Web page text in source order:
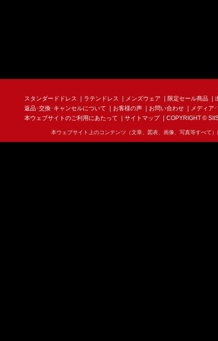
スタンダードドレス ラテンドレス メンズウェア 限定セール商品
返品･交換･キャンセルについて
お客様の声 お問い合わせ
メディア
本ウェブサイトのご利用にあたって
サイトマップ COPYRIGHT ©
本ウェブサイト上のコンテンツ（文章、図表、画像、写真等すべて